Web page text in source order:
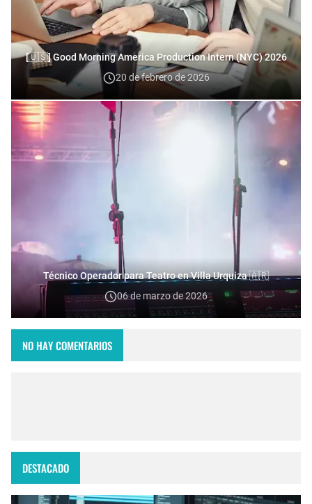
[🇺🇸] Good Morning America Production Intern (NYC) 2026
20 de febrero de 2026
Técnico Operador para Teatro en Villa Urquiza 🇦🇷
06 de marzo de 2026
NO HAY COMENTARIOS
DESTACADO